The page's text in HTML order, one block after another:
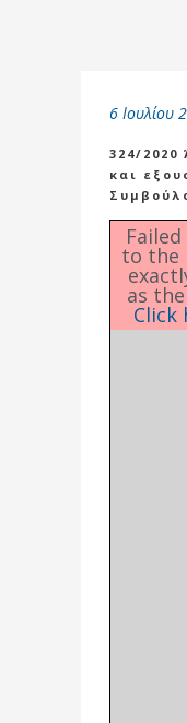
6 Ιουλίου
324/
και
to the
as
Click